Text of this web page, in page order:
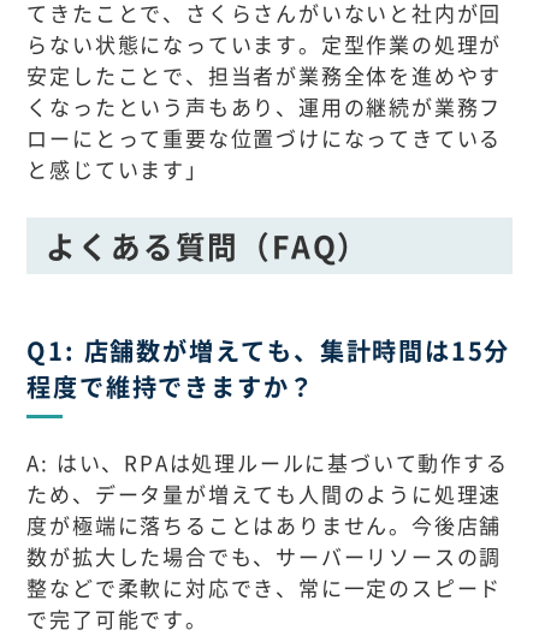
てきたことで、さくらさんがいないと社内が回
らない状態になっています。定型作業の処理が
安定したことで、担当者が業務全体を進めやす
くなったという声もあり、運用の継続が業務フ
ローにとって重要な位置づけになってきている
と感じています」
よくある質問（FAQ）
Q1: 店舗数が増えても、集計時間は15分
程度で維持できますか？
A: はい、RPAは処理ルールに基づいて動作する
ため、データ量が増えても人間のように処理速
度が極端に落ちることはありません。今後店舗
数が拡大した場合でも、サーバーリソースの調
整などで柔軟に対応でき、常に一定のスピード
で完了可能です。